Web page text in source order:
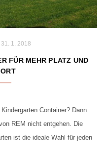
31. 1. 2018
FÜR MEHR PLATZ UND
Container? Dann
REM nicht entgehen. Die
ist die ideale Wahl für jeden